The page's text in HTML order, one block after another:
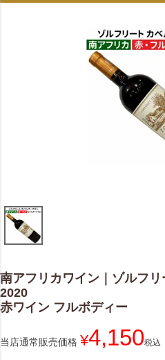
南アフリカワイン｜ゾルフ
2020
赤ワイン フルボディー
当店通常販売価格 ¥4,150税込